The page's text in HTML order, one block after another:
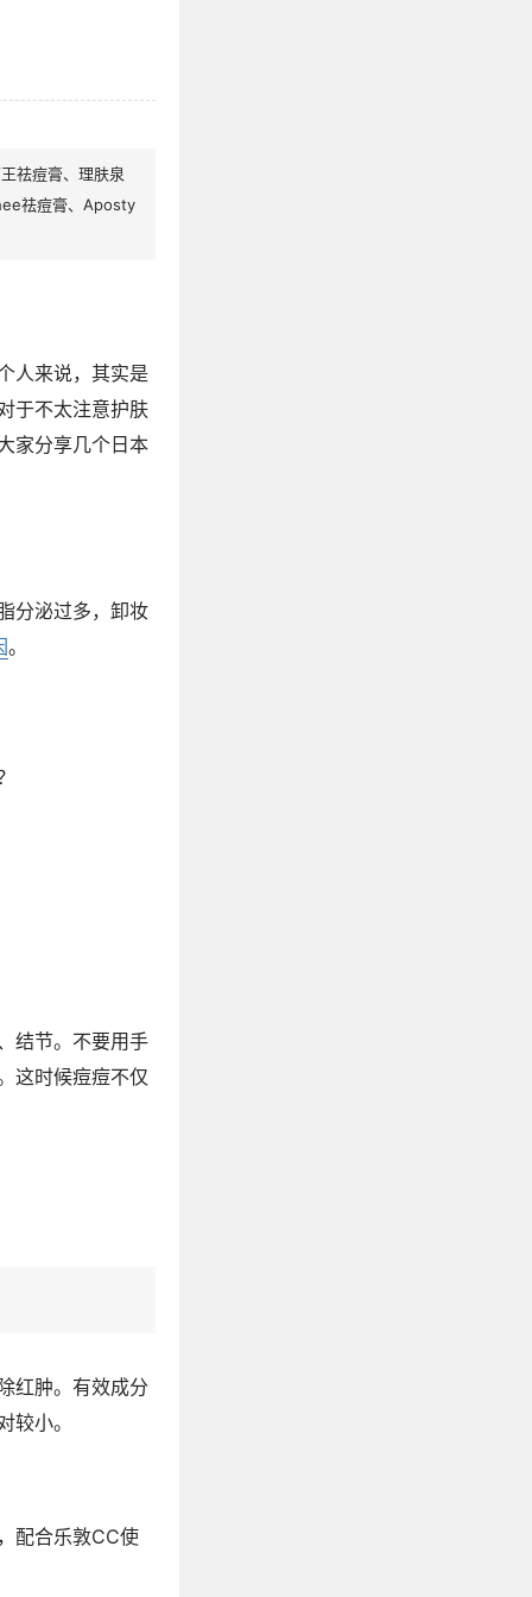
祛痘膏、理肤泉
祛痘膏、Aposty
人来说，其实是
于不太注意护肤
家分享几个日本
分泌过多，卸妆
。
结节。不要用手
这时候痘痘不仅
红肿。有效成分
小。
配合乐敦CC使